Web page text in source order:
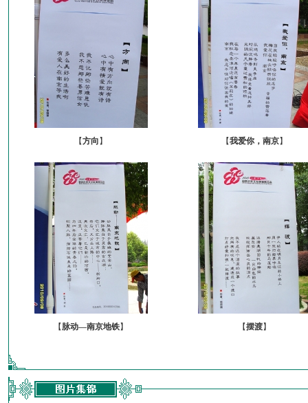
【方向 】 【我爱你，南京】
【脉动—南京地铁】 【摆渡】